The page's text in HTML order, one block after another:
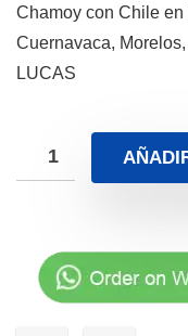
Chamoy con Chile
Cuernavaca,
LUCAS